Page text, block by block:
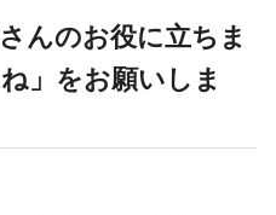
んのお役に立ちま
」をお願いしま